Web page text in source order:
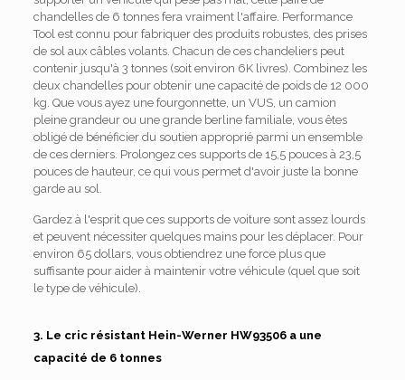
chandelles de 6 tonnes fera vraiment l'affaire. Performance
Tool est connu pour fabriquer des produits robustes, des prises
de sol aux câbles volants. Chacun de ces chandeliers peut
contenir jusqu'à 3 tonnes (soit environ 6K livres). Combinez les
deux chandelles pour obtenir une capacité de poids de 12 000
kg. Que vous ayez une fourgonnette, un VUS, un camion
pleine grandeur ou une grande berline familiale, vous êtes
obligé de bénéficier du soutien approprié parmi un ensemble
de ces derniers. Prolongez ces supports de 15,5 pouces à 23,5
pouces de hauteur, ce qui vous permet d'avoir juste la bonne
garde au sol.
Gardez à l'esprit que ces supports de voiture sont assez lourds
et peuvent nécessiter quelques mains pour les déplacer. Pour
environ 65 dollars, vous obtiendrez une force plus que
suffisante pour aider à maintenir votre véhicule (quel que soit
le type de véhicule).
3. Le cric résistant Hein-Werner HW93506 a une
capacité de 6 tonnes